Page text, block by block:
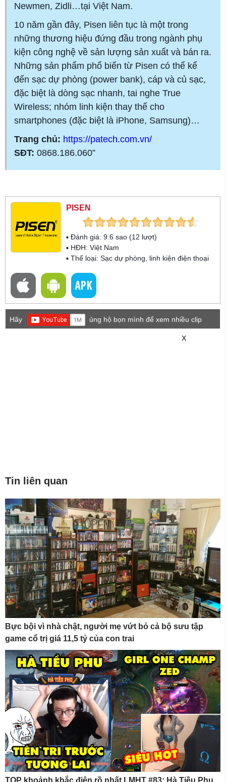
Newmen, Zidli…tại Việt Nam.
10 năm gần đây, Pisen liên tục là một trong
những thương hiệu đứng đầu trong ngành phụ
kiện công nghệ về sản lượng sản xuất và bán ra.
Những sản phẩm phổ biến từ Pisen có thể kể
đến sạc dự phòng (power bank), cáp và củ sạc,
đặc biệt là dòng sạc nhanh, tai nghe True
Wireless; nhóm linh kiện thay thế cho
smartphones (đặc biệt là iPhone, Samsung)…
Trang chủ: https://patech.com.vn/
SĐT: 0868.186.060”
PISEN
▪ Đánh giá: 9.6 sao (12 lượt)
▪ HĐH: Việt Nam
▪ Thể loại: Sạc dự phòng, linh kiện điện thoại
Hãy
ủng hộ bọn mình để xem nhiều clip
X
Tin liên quan
Bực bội vì nhà chật, người mẹ vứt bỏ cả bộ sưu tập
game cổ trị giá 11,5 tỷ của con trai
TOP khoảnh khắc điên rồ nhất LMHT #83: Hà Tiều Phu